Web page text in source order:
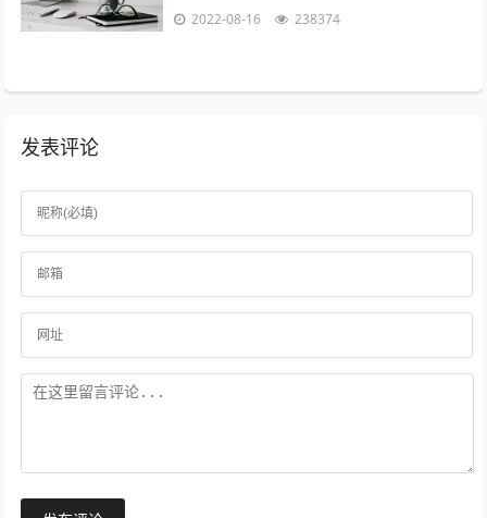
些与火拍短视频为什么不能播了相关的信息
2022-08-16 238374
发表评论